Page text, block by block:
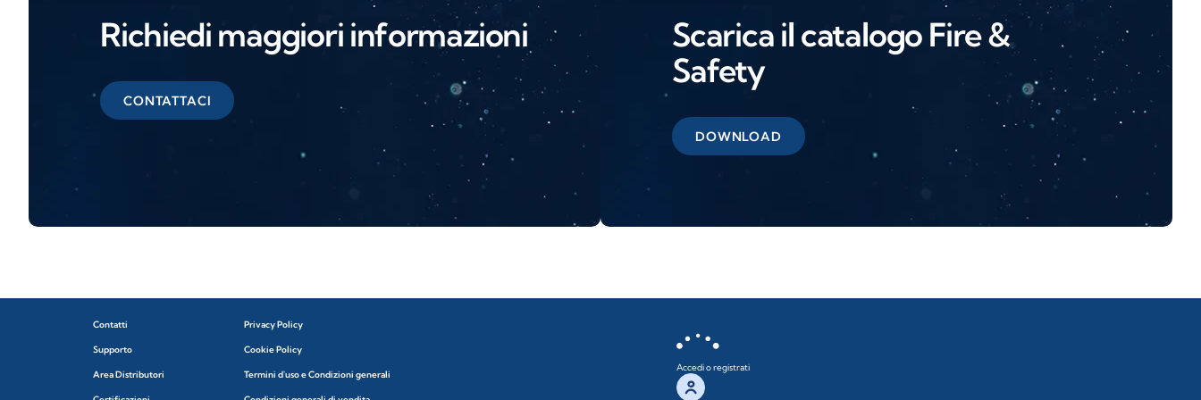
Richiedi maggiori informazioni
CONTATTACI
Scarica il catalogo Fire &
Safety
DOWNLOAD
Contatti
Supporto
Area Distributori
Privacy Policy
Cookie Policy
Termini d'uso e Condizioni generali
Accedi o registrati